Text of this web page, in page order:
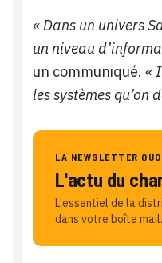
« Dans un univers
un niveau
un communiqué. «
les systèmes qu’on
LA NEWSLETTER
L'actu du
L'essentiel de la
dans votre boîte mail.